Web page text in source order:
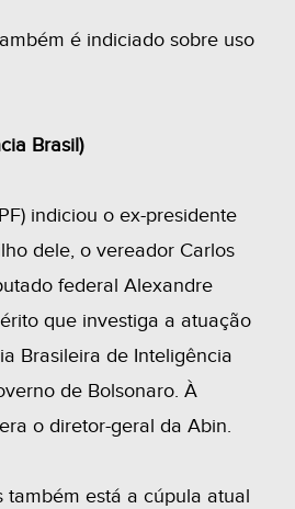
é indiciado sobre uso
Brasil)
indiciou o ex-presidente
dele, o vereador Carlos
federal Alexandre
que investiga a atuação
Brasileira de Inteligência
de Bolsonaro. À
o diretor-geral da Abin.
também está a cúpula atual